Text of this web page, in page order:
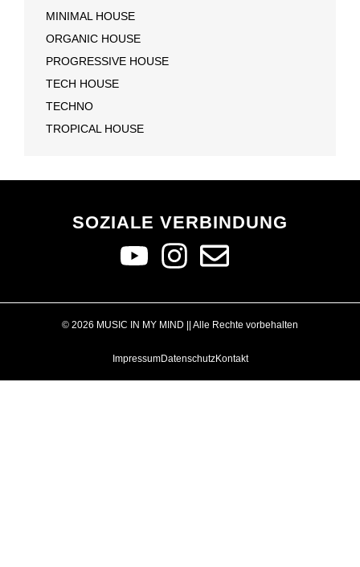
MINIMAL HOUSE
ORGANIC HOUSE
PROGRESSIVE HOUSE
TECH HOUSE
TECHNO
TROPICAL HOUSE
SOZIALE VERBINDUNG
© 2026 MUSIC IN MY MIND || Alle Rechte vorbehalten
ImpressumDatenschutzKontakt